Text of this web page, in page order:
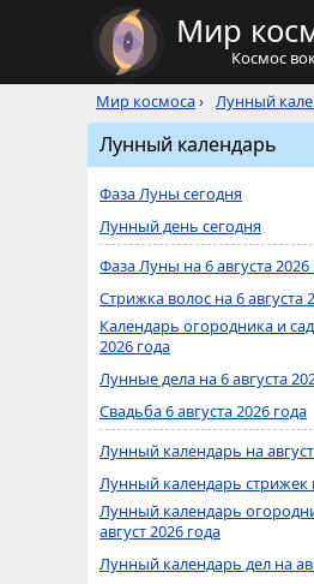
Мир
Космос
Мир космоса› Лунный
Лунный календарь
Фаза Луны сегодня
Лунный день сегодня
Фаза Луны на 6 августа 2026
Стрижка волос на 6 августа
Календарь огородника и
2026 года
Лунные дела на 6 августа
Свадьба 6 августа 2026 года
Лунный календарь на
Лунный календарь стрижек
Лунный календарь
август 2026 года
Лунный календарь дел на